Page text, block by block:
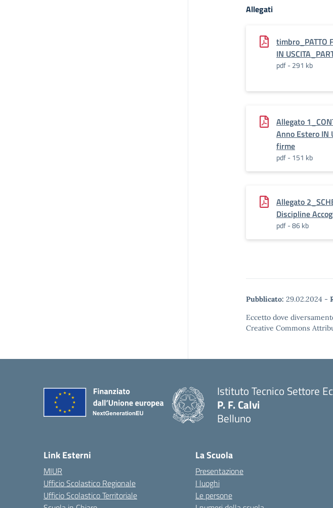
Allegati
timbro_PATTO
IN
pdf - 291 kb
Allegato
Anno Estero IN
firme
pdf - 151 kb
Allegato
Discipline
pdf - 86 kb
Pubblicato: 29.02.2024 -
Eccetto dove
Creative Commons
Istituto Tecnico Settore
P. F. Calvi
Belluno
Link Esterni
MIUR
Ufficio Scolastico Regionale
Ufficio Scolastico Territoriale
La Scuola
Presentazione
I luoghi
Le persone